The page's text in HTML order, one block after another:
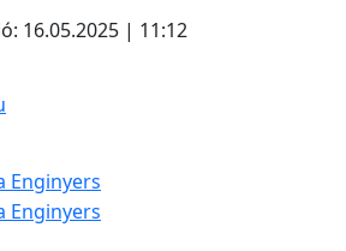
16.05.2025 | 11:12